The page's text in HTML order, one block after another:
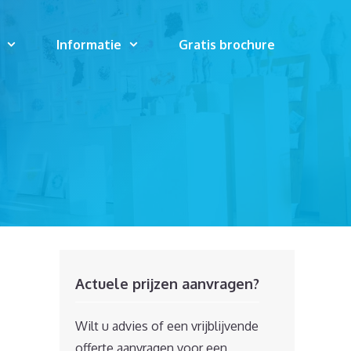
Informatie Gratis brochure
Actuele prijzen aanvragen?
Wilt u advies of een vrijblijvende
offerte aanvragen voor een